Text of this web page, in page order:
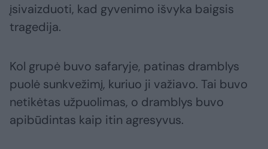
įsivaizduoti, kad gyvenimo išvyka baigsis
tragedija.
Kol grupė buvo safaryje, patinas dramblys
puolė sunkvežimį, kuriuo ji važiavo. Tai buvo
netikėtas užpuolimas, o dramblys buvo
apibūdintas kaip itin agresyvus.